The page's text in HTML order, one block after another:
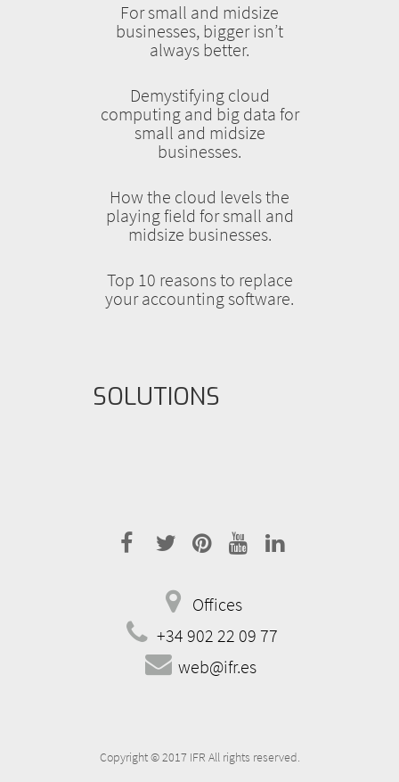
For small and midsize
businesses, bigger isn’t
always better.
Demystifying cloud
computing and big data for
small and midsize
businesses.
How the cloud levels the
playing field for small and
midsize businesses.
Top 10 reasons to replace
your accounting software.
SOLUTIONS
facebook
twitterpinterest
youtubelinkedin
address
Offices
telephone
+34 902 22 09 77
email
web@ifr.es
Copyright © 2017 IFR All rights reserved.